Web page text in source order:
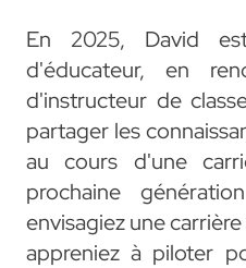
En 2025, David
d'éducateur, en
d'instructeur de
partager les
au cours d'une
prochaine
envisagiez une
appreniez à piloter